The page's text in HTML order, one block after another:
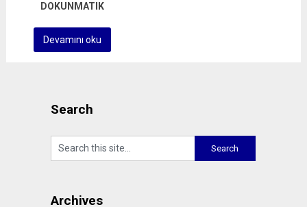
DOKUNMATIK
Devamını oku
Search
Archives